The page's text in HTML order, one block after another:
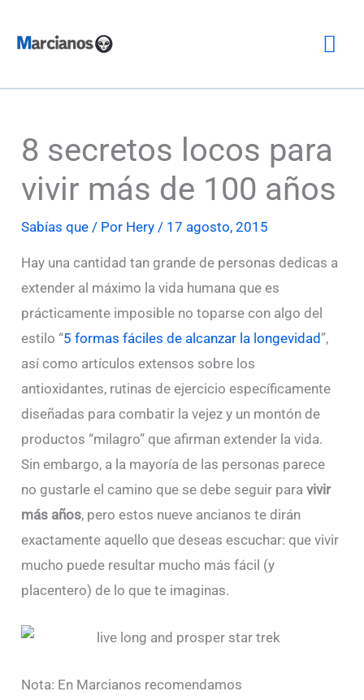
8 secretos locos para
vivir más de 100 años
Sabías que / Por Hery/ 17 agosto, 2015
Hay una cantidad tan grande de personas dedicas a
extender al máximo la vida humana que es
prácticamente imposible no toparse con algo del
estilo “5 formas fáciles de alcanzar la longevidad”,
así como artículos extensos sobre los
antioxidantes, rutinas de ejercicio específicamente
diseñadas para combatir la vejez y un montón de
productos “milagro” que afirman extender la vida.
Sin embargo, a la mayoría de las personas parece
no gustarle el camino que se debe seguir paravivir
más años, pero estos nueve ancianos te dirán
exactamente aquello que deseas escuchar: que vivir
mucho puede resultar mucho más fácil (y
placentero) de lo que te imaginas.
Nota: En Marcianos recomendamos